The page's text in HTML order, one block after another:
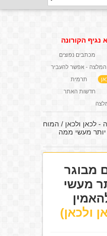
הקורונה
מכתבים נפוצים
המלצה - אפשר להעביר
תרמית
חדשות האתר
- לכאן ולכאן / המוח
מעשי ממה
מבוגר
מעשי
ולכאן)